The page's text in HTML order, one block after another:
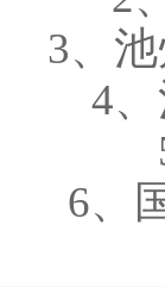
3、
4
6、